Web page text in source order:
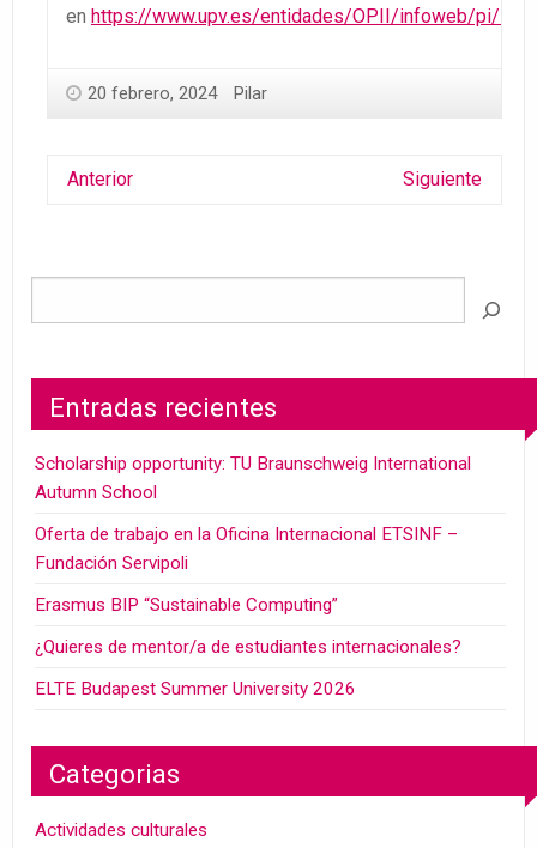
en https://www.upv.es/entidades/OPII/infoweb/pi/
20 febrero, 2024 Pilar
Anterior Siguiente
Entradas recientes
Scholarship opportunity: TU Braunschweig International
Autumn School
Oferta de trabajo en la Oficina Internacional ETSINF –
Fundación Servipoli
Erasmus BIP “Sustainable Computing”
¿Quieres de mentor/a de estudiantes internacionales?
ELTE Budapest Summer University 2026
Categorias
Actividades culturales